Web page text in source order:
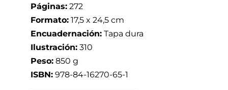
Páginas: 272
Formato: 17,5 x 24,5 cm
Encuadernación: Tapa dura
Ilustración: 310
Peso: 850 g
ISBN: 978-84-16270-65-1